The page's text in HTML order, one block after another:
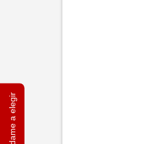
Ayúdame a elegir